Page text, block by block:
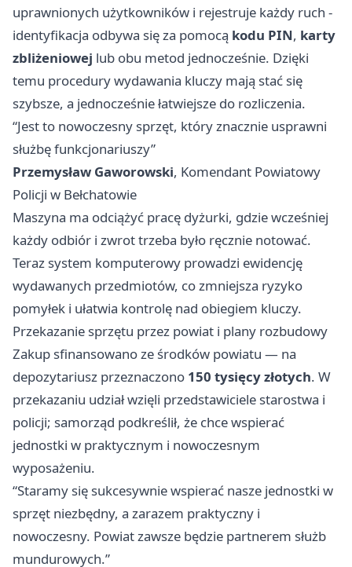
uprawnionych użytkowników i rejestruje każdy ruch -
identyfikacja odbywa się za pomocą kodu PIN, karty
zbliżeniowej lub obu metod jednocześnie. Dzięki
temu procedury wydawania kluczy mają stać się
szybsze, a jednocześnie łatwiejsze do rozliczenia.
“Jest to nowoczesny sprzęt, który znacznie usprawni
służbę funkcjonariuszy”
Przemysław Gaworowski, Komendant Powiatowy
Policji w Bełchatowie
Maszyna ma odciążyć pracę dyżurki, gdzie wcześniej
każdy odbiór i zwrot trzeba było ręcznie notować.
Teraz system komputerowy prowadzi ewidencję
wydawanych przedmiotów, co zmniejsza ryzyko
pomyłek i ułatwia kontrolę nad obiegiem kluczy.
Przekazanie sprzętu przez powiat i plany rozbudowy
Zakup sfinansowano ze środków powiatu — na
depozytariusz przeznaczono 150 tysięcy złotych. W
przekazaniu udział wzięli przedstawiciele starostwa i
policji; samorząd podkreślił, że chce wspierać
jednostki w praktycznym i nowoczesnym
wyposażeniu.
“Staramy się sukcesywnie wspierać nasze jednostki w
sprzęt niezbędny, a zarazem praktyczny i
nowoczesny. Powiat zawsze będzie partnerem służb
mundurowych.”